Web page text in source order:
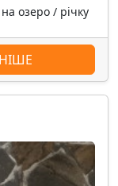
озеро / річку